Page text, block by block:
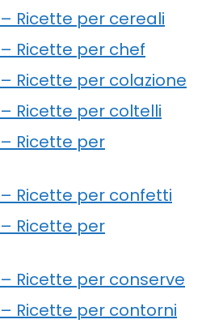
Ricette per cereali
Ricette per chef
Ricette per colazione
Ricette per coltelli
Ricette per
Ricette per confetti
Ricette per
Ricette per conserve
Ricette per contorni